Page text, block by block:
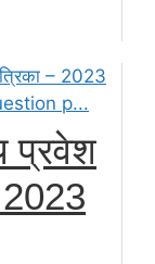
प्रवेश
2023